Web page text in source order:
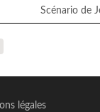
Scénario de
légales